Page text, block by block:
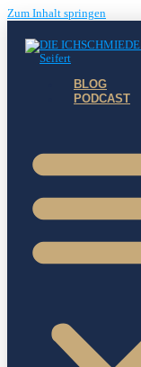
Zum Inhalt springen
BLOG
PODCAST